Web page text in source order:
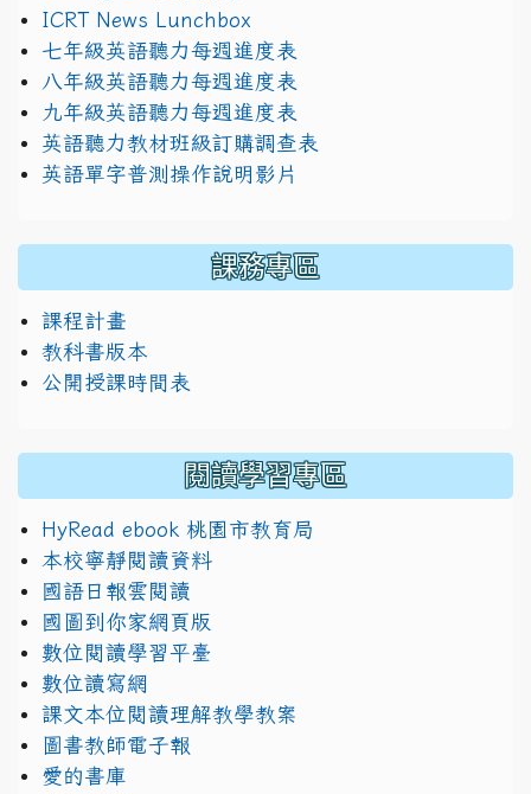
ICRT News Lunchbox
七年級英語聽力每週進度表
八年級英語聽力每週進度表
九年級英語聽力每週進度表
英語聽力教材班級訂購調查表
英語單字普測操作說明影片
課務專區
課程計畫
教科書版本
公開授課時間表
閱讀學習專區
HyRead ebook 桃園市教育局
本校寧靜閱讀資料
國語日報雲閱讀
國圖到你家網頁版
數位閱讀學習平臺
數位讀寫網
課文本位閱讀理解教學教案
圖書教師電子報
愛的書庫